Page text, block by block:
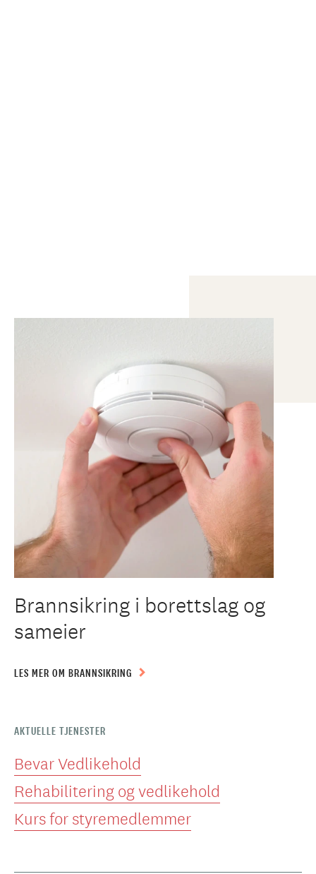
Brannsikring i borettslag og
sameier
LES MER OM BRANNSIKRING
AKTUELLE TJENESTER
Bevar Vedlikehold
Rehabilitering og vedlikehold
Kurs for styremedlemmer